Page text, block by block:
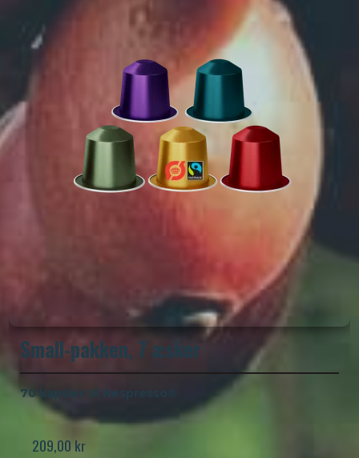
Small-pakken, 7 æsker
70 kapsler til Nespresso®
209,00 kr